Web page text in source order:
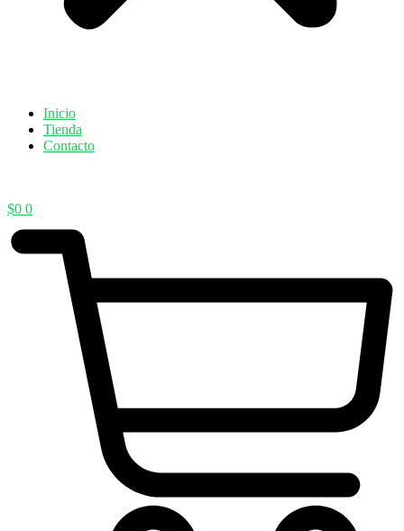
Inicio
Tienda
Contacto
$0 0